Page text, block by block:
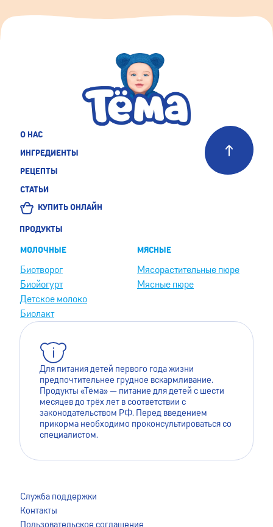
О НАС
ИНГРЕДИЕНТЫ
РЕЦЕПТЫ
СТАТЬИ
КУПИТЬ ОНЛАЙН
ПРОДУКТЫ
МОЛОЧНЫЕ
Биотворог
Биойогурт
Детское молоко
Биолакт
МЯСНЫЕ
Мясорастительные пюре
Мясные пюре
Для питания детей первого года жизни
предпочтительнее грудное вскармливание.
Продукты «Тёма» — питание для детей с шести
месяцев до трёх лет в соответствии с
законодательством РФ. Перед введением
прикорма необходимо проконсультироваться со
специалистом.
Служба поддержки
Контакты
Это помогает нам сделать его более удобным для
пользователей. Оставаясь на сайте, вы даёте согласие на
сохранение файлов cookie на вашем устройстве. Для